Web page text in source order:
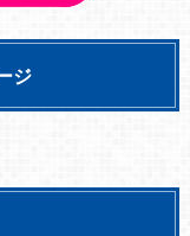
ジ